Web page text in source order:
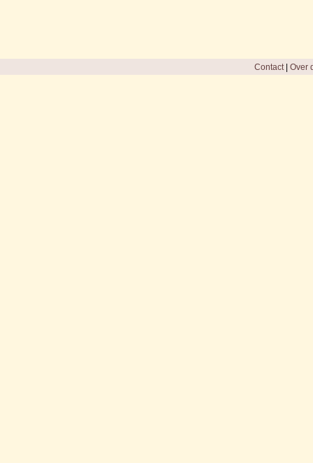
Contact| Over